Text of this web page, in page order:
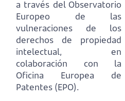
a través del Observatorio
Europeo de las
vulneraciones de los
derechos de propiedad
intelectual, en
colaboración con la
Oficina Europea de
Patentes (EPO).